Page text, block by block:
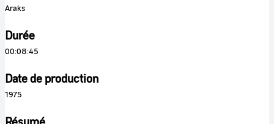
Araks
Durée
00:08:45
Date de production
1975